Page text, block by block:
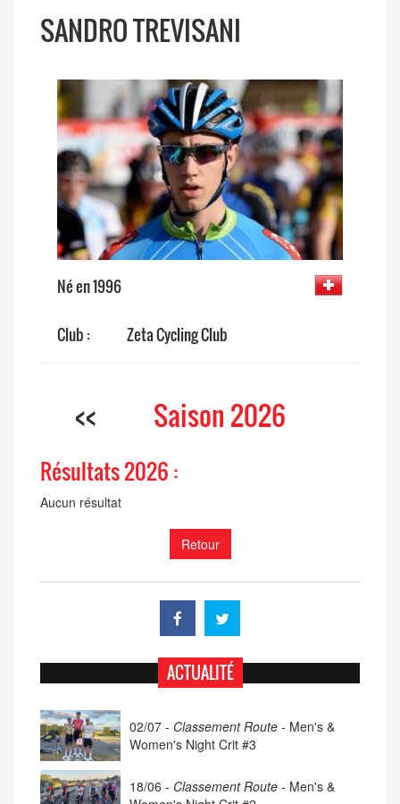
SANDRO TREVISANI
Né en 1996
Club : Zeta Cycling Club
<< Saison 2026
Résultats 2026 :
Aucun résultat
Retour
ACTUALITÉ
02/07 - Classement Route - Men's &
Women's Night Crit #3
18/06 - Classement Route - Men's &